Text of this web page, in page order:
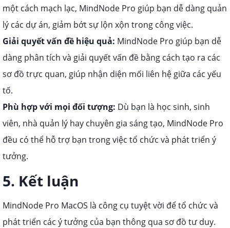
một cách mạch lạc, MindNode Pro giúp bạn dễ dàng quản
lý các dự án, giảm bớt sự lộn xộn trong công việc.
Giải quyết vấn đề hiệu quả: MindNode Pro giúp bạn dễ
dàng phân tích và giải quyết vấn đề bằng cách tạo ra các
sơ đồ trực quan, giúp nhận diện mối liên hệ giữa các yếu
tố.
Phù hợp với mọi đối tượng: Dù bạn là học sinh, sinh
viên, nhà quản lý hay chuyên gia sáng tạo, MindNode Pro
đều có thể hỗ trợ bạn trong việc tổ chức và phát triển ý
tưởng.
5. Kết luận
MindNode Pro MacOS là công cụ tuyệt vời để tổ chức và
phát triển các ý tưởng của bạn thông qua sơ đồ tư duy.